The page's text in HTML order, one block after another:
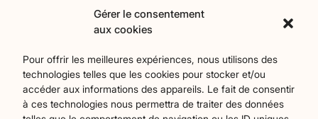
Gérer le consentement
aux cookies
Pour offrir les meilleures expériences, nous utilisons des
technologies telles que les cookies pour stocker et/ou
accéder aux informations des appareils. Le fait de consentir
à ces technologies nous permettra de traiter des données
Agriculture17 Art et culture256 Associations22
Bien-Etre 2 chronique7 Collectivités territoriales79
Commerces Divers Économie et emploi 61